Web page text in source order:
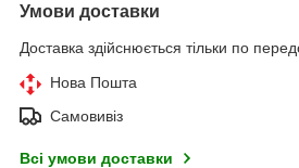
Умови доставки
Доставка здійснюється тільки по
Нова Пошта
Самовивіз
Всі умови доставки